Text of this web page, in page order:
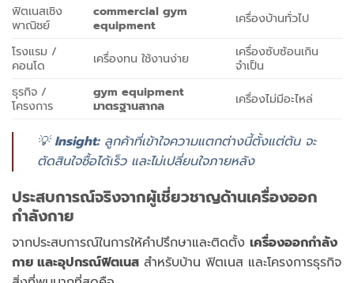
ฟิตเนสเชิง
พาณิชย์
commercial gym
equipment
เครื่องบ้านทั่วไป
โรงแรม /
คอนโด
เครื่องทน ใช้งานง่าย
เครื่องซับซ้อนเกิน
จำเป็น
ธุรกิจ /
โครงการ
gym equipment
มาตรฐานสากล
เครื่องไม่มีอะไหล่
💡Insight:ลูกค้าที่เข้าใจความแตกต่างนี้ตั้งแต่ต้น จะ
ตัดสินใจซื้อได้เร็ว และไม่เปลี่ยนใจภายหลัง
ประสบการณ์จริงจากผู้เชี่ยวชาญด้านเครื่องออก
กำลังกาย
จากประสบการณ์ในการให้คำปรึกษาและติดตั้ง เครื่องออกกำลัง
กาย และอุปกรณ์ฟิตเนส สำหรับบ้าน ฟิตเนส และโครงการธุรกิจ